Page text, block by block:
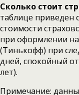
Сколько стоит
таблице приведен
стоимости
при оформлении на
(Тинькофф) при
дней, спокойный
лет).
Примечание: